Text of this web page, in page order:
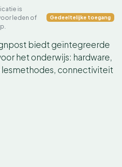
is
leden of
Gedeeltelijke toegang
biedt geïntegreerde
het onderwijs: hardware,
connectiviteit